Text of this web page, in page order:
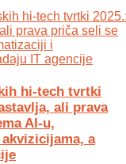
hi-tech tvrtki
ali prava
AI-u,
a